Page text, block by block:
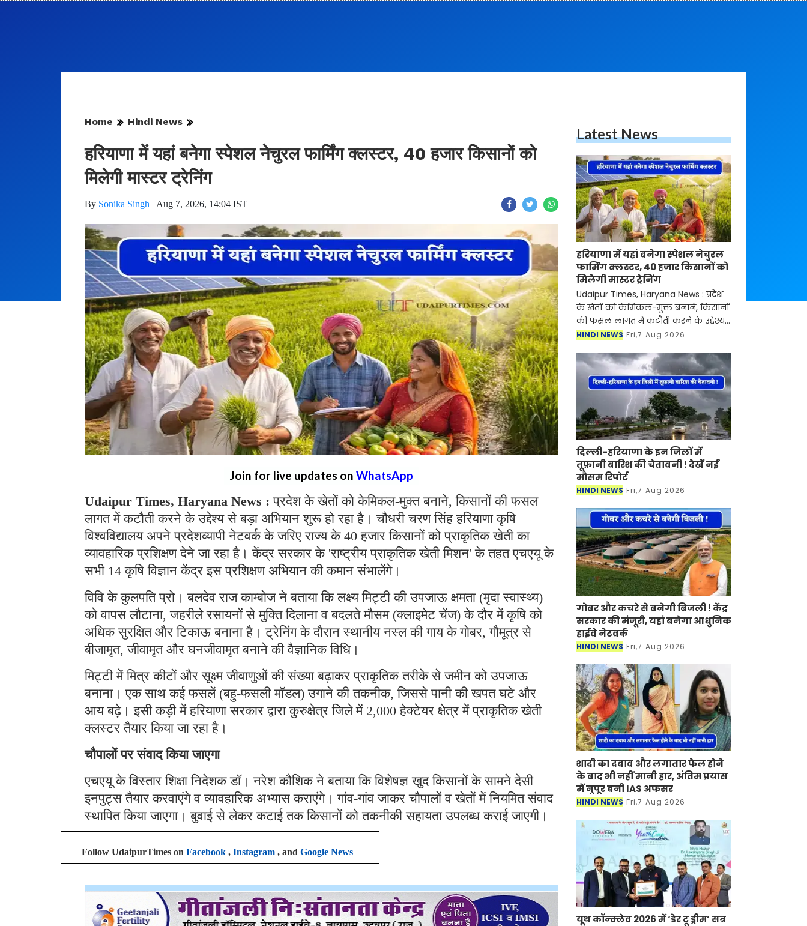
Home Hindi News
हरियाणा में यहां बनेगा स्पेशल नेचुरल फार्मिंग क्लस्टर, 40 हजार किसानों को
मिलेगी मास्टर ट्रेनिंग
By Sonika Singh | Aug 7, 2026, 14:04 IST
Join for live updates on WhatsApp
Udaipur Times, Haryana News :प्रदेश के खेतों को केमिकल-मुक्त बनाने, किसानों की फसल
लागत में कटौती करने के उद्देश्य से बड़ा अभियान शुरू हो रहा है। चौधरी चरण सिंह हरियाणा कृषि
विश्वविद्यालय अपने प्रदेशव्यापी नेटवर्क के जरिए राज्य के 40 हजार किसानों को प्राकृतिक खेती का
व्यावहारिक प्रशिक्षण देने जा रहा है। केंद्र सरकार के 'राष्ट्रीय प्राकृतिक खेती मिशन' के तहत एचएयू के
सभी 14 कृषि विज्ञान केंद्र इस प्रशिक्षण अभियान की कमान संभालेंगे।
विवि के कुलपति प्रो। बलदेव राज काम्बोज ने बताया कि लक्ष्य मिट्टी की उपजाऊ क्षमता (मृदा स्वास्थ्य)
को वापस लौटाना, जहरीले रसायनों से मुक्ति दिलाना व बदलते मौसम (क्लाइमेट चेंज) के दौर में कृषि को
अधिक सुरक्षित और टिकाऊ बनाना है। ट्रेनिंग के दौरान स्थानीय नस्ल की गाय के गोबर, गौमूत्र से
बीजामृत, जीवामृत और घनजीवामृत बनाने की वैज्ञानिक विधि।
मिट्टी में मित्र कीटों और सूक्ष्म जीवाणुओं की संख्या बढ़ाकर प्राकृतिक तरीके से जमीन को उपजाऊ
बनाना। एक साथ कई फसलें (बहु-फसली मॉडल) उगाने की तकनीक, जिससे पानी की खपत घटे और
आय बढ़े। इसी कड़ी में हरियाणा सरकार द्वारा कुरुक्षेत्र जिले में 2,000 हेक्टेयर क्षेत्र में प्राकृतिक खेती
क्लस्टर तैयार किया जा रहा है।
चौपालों पर संवाद किया जाएगा
एचएयू के विस्तार शिक्षा निदेशक डॉ। नरेश कौशिक ने बताया कि विशेषज्ञ खुद किसानों के सामने देसी
इनपुट्स तैयार करवाएंगे व व्यावहारिक अभ्यास कराएंगे। गांव-गांव जाकर चौपालों व खेतों में नियमित संवाद
स्थापित किया जाएगा। बुवाई से लेकर कटाई तक किसानों को तकनीकी सहायता उपलब्ध कराई जाएगी।
Follow UdaipurTimes on Facebook , Instagram , and Google News
Latest News
हरियाणा में यहां बनेगा स्पेशल नेचुरल
फार्मिंग क्लस्टर, 40 हजार किसानों को
मिलेगी मास्टर ट्रेनिंग
Udaipur Times, Haryana News : प्रदेश
के खेतों को केमिकल-मुक्त बनाने, किसानों
की फसल लागत में कटौती करने के उद्देश्य
से बड़ा अभियान शुरू हो रहा है। चौधरी चरण
HINDI NEWS Fri,7 Aug 2026
दिल्ली-हरियाणा के इन जिलों में
तूफ़ानी बारिश की चेतावनी ! देखें नई
मौसम रिपोर्ट
HINDI NEWS Fri,7 Aug 2026
गोबर और कचरे से बनेगी बिजली ! केंद्र
सरकार की मंजूरी, यहां बनेगा आधुनिक
हाईवे नेटवर्क
HINDI NEWS Fri,7 Aug 2026
शादी का दबाव और लगातार फेल होने
के बाद भी नहीं मानी हार, अंतिम प्रयास
में नुपूर बनी IAS अफसर
HINDI NEWS Fri,7 Aug 2026
यूथ कॉन्क्लेव 2026 में ‘डेर टू ड्रीम’ सत्र